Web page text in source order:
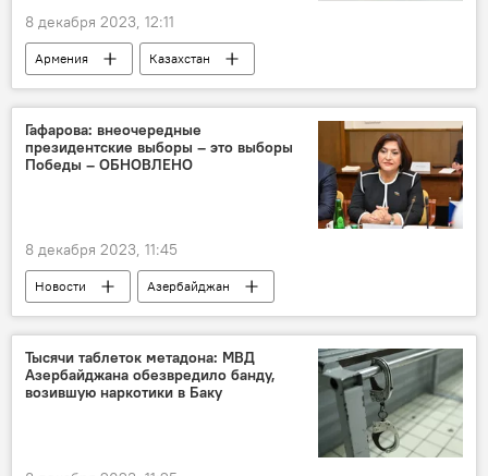
8 декабря 2023, 12:11
Армения
Казахстан
Касым-Жомарт Токаев
Никол Пашинян
Сотрудничество
Авиасообщение
Гафарова: внеочередные
президентские выборы – это выборы
Победы – ОБНОВЛЕНО
8 декабря 2023, 11:45
Новости
Азербайджан
Президентские выборы
Ильхам Алиев
Распоряжение
Политика
Внеочередные выборы
Тысячи таблеток метадона: МВД
Азербайджана обезвредило банду,
возившую наркотики в Баку